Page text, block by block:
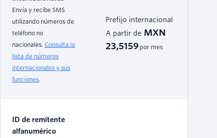
Envía y recibe SMS
utilizando números de
teléfono no
nacionales. Consulta la
lista de números
internacionales y sus
funciones.
Prefijo internacional
A partir de MXN
23,5159 por mes
ID de remitente
alfanumérico